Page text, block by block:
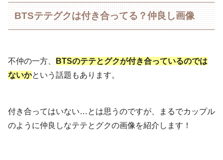
BTSテテグクは付き合ってる？仲良し画像
不仲の一方、
BTSのテテとグクが付き合っているのでは
ないかという話題もあります。
付き合ってはいない…とは思うのですが、まるでカップル
のように仲良しなテテとグクの画像を紹介します！